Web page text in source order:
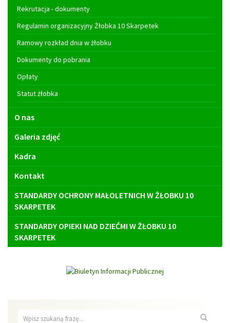
główne
Rekrutacja - dokumenty
Regulamin organizacyjny Żłobka 10 Skarpetek
Ramowy rozkład dnia w żłobku
Dokumenty do pobrania
Opłaty
Statut żłobka
O nas
Galeria zdjęć
Kadra
Kontakt
STANDARDY OCHRONY MAŁOLETNICH W ŻŁOBKU 10
SKARPETEK
STANDARDY OPIEKI NAD DZIEĆMI W ŻŁOBKU 10
SKARPETEK
Wyszukiwarka